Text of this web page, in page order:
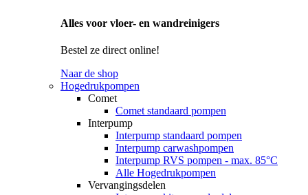
Alles voor vloer- en wandreinigers
Bestel ze direct online!
Naar de shop
Hogedrukpompen
Comet
Comet standaard pompen
Interpump
Interpump standaard pompen
Interpump carwashpompen
Interpump RVS pompen - max. 85°C
Alle Hogedrukpompen
Vervangingsdelen